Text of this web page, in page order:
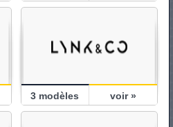
3 modèles voir »